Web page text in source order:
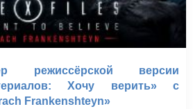
режиссёрской версии
Хочу верить» с
Frankenshteyn»